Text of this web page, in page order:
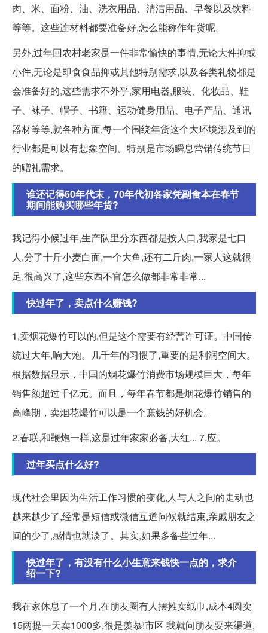
肉、米、面粉、油、洗衣用品、清洁用品、早餐以及饮料
等等。这些连材料都要准备好,怎么能称作年货呢。
另外,过年回农村老家是一件非常愉快的事情,无论大件抑或
小件,无论是即食食品抑或其他特别需求,以及各类礼物都是
会准备好的,这些需求不外乎,家用电器,服装、化妆品、鞋
子、袜子、帽子、书籍、运动健身用品、电子产品、通讯
器材等等,就各种方面,每一个围绕年货这个大环境涉及到的
行业都是可以有想象空间。特别是市场瞬息营销传统节日
的赠礼需求。
谁还记得60年代末，70年代初各家凭副食本在春节
期间能购买哪些年货?
我记得小候过年,生产队里分东西都是按人口,我家是七口
人,分了十斤小麦白面,一个大鱼,还有二斤肉,一家人这就很
足,很高兴了,这些东西不官怎么做都非常非常...
快过年了，卖点什么赚钱?
1,卖烟花爆竹可以的,但是这个需要有经营许可证。中国传
统过大年,响大炮。几千年的习惯了,重要的是利润空间大。
根据数据显示，中国的烟花爆竹消费市场规模巨大，每年
销售额超过千亿元。而且，每年春节都是烟花爆竹销售的
高峰期，卖烟花爆竹可以是一个赚钱的好机会。
2,春联,和鞭炮一样,这是过年家家必备,大红... 7,应。
过年买点什么好?
现代社会里因为生活工作习惯的变化,人与人之间的走动也
越来越少了,经常是短信或微信互道问候就结束,亲戚朋友之
间的少了,感情也就淡了。其实,如果多备些过年...
快过年了，有没有什么小生意来钱快一点的，求介
绍一下?
我在家休息了一个月,在朋友圈有人摆摊卖纸巾,成本4圆卖
15两提一天卖1000多,很是羡慕!市区 我就问朋友要来渠道,